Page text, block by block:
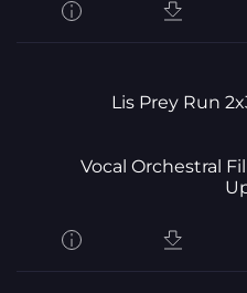
Lis Prey Run
Vocal Orchestral